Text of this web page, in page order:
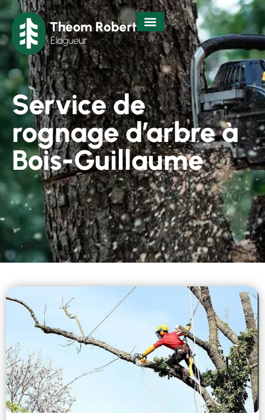
Service de
rognage d’arbre à
Bois-Guillaume